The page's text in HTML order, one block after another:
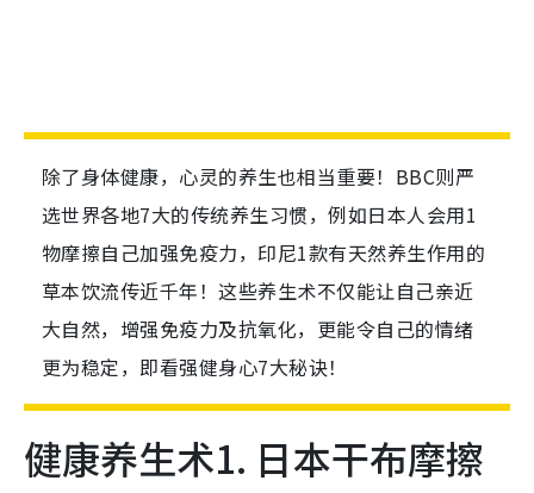
除了身体健康，心灵的养生也相当重要！BBC则严
选世界各地7大的传统养生习惯，例如日本人会用1
物摩擦自己加强免疫力，印尼1款有天然养生作用的
草本饮流传近千年！这些养生术不仅能让自己亲近
大自然，增强免疫力及抗氧化，更能令自己的情绪
更为稳定，即看强健身心7大秘诀！
健康养生术1. 日本干布摩擦